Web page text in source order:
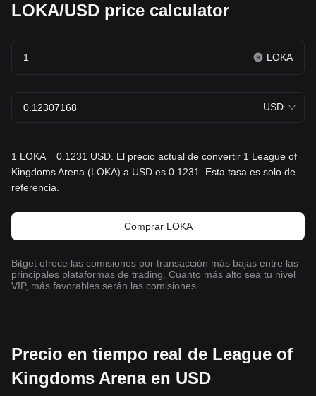
LOKA/USD price calculator
LOKA
USD
1 LOKA = 0.1231 USD. El precio actual de convertir 1 League of
Kingdoms Arena (LOKA) a USD es 0.1231. Esta tasa es solo de
referencia.
Comprar LOKA
Bitget ofrece las comisiones por transacción más bajas entre las
principales plataformas de trading. Cuanto más alto sea tu nivel
VIP, más favorables serán las comisiones.
Precio en tiempo real de League of
Kingdoms Arena en USD